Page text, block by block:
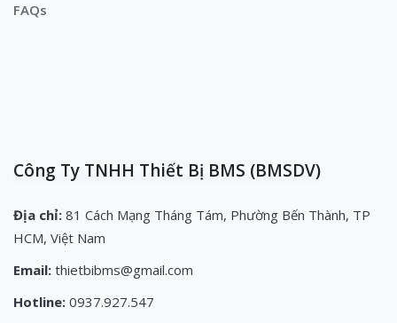
FAQs
Công Ty TNHH Thiết Bị BMS (BMSDV)
Địa chỉ: 81 Cách Mạng Tháng Tám, Phường Bến Thành, TP
HCM, Việt Nam
Email: thietbibms@gmail.com
Hotline: 0937.927.547